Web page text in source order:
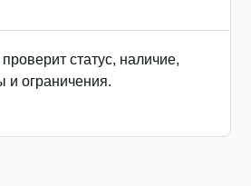
статус, наличие,
и ограничения.